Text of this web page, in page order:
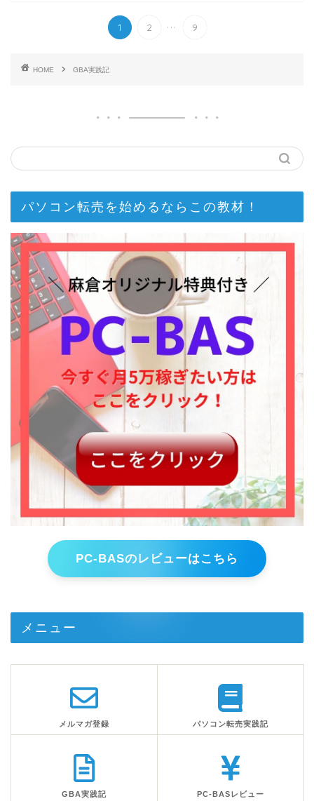
1 2 ... 9
HOME GBA実践記
パソコン転売を始めるならこの教材！
PC-BASのレビューはこちら
メニュー
メルマガ登録 パソコン転売実践記
GBA実践記 PC-BASレビュー